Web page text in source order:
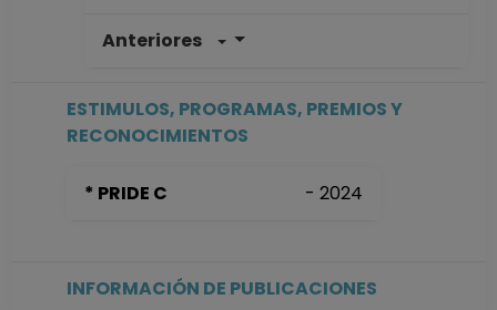
Anteriores
ESTIMULOS, PROGRAMAS, PREMIOS Y
RECONOCIMIENTOS
* PRIDE C - 2024
INFORMACIÓN DE PUBLICACIONES